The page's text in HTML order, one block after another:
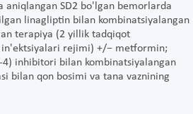
SD2 bo'lgan bemorlarda
linagliptin bilan kombinatsiyalangan
terapiya (2 yillik tadqiqot
rejimi) +/− metformin;
inhibitori bilan kombinatsiyalangan
bilan qon bosimi va tana vaznining